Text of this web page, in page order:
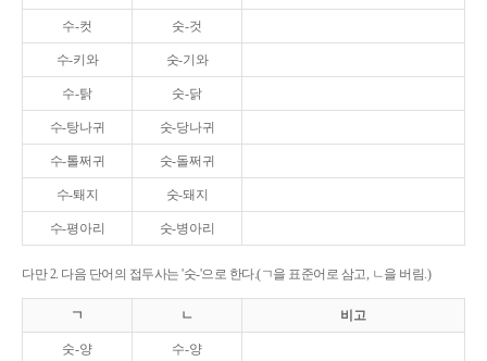
수-컷 숫-것
수-키와 숫-기와
수-탉 숫-닭
수-탕나귀 숫-당나귀
수-톨쩌귀 숫-돌쩌귀
수-퇘지 숫-돼지
수-평아리 숫-병아리
다만 2. 다음 단어의 접두사는 '숫-'으로 한다.(ㄱ을 표준어로 삼고, ㄴ을 버림.)
ㄱ ㄴ 비고
숫-양 수-양